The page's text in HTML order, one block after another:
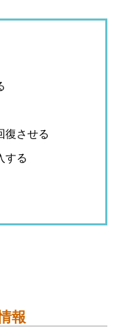
復させる
する
報